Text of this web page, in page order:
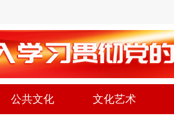
公共文化 文化艺术